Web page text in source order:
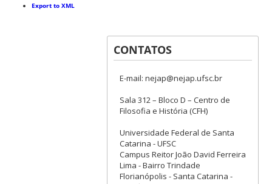
Export to XML
CONTATOS
E-mail: nejap@nejap.ufsc.br
Sala 312 – Bloco D – Centro de
Filosofia e História (CFH)
Universidade Federal de Santa
Catarina - UFSC
Campus Reitor João David Ferreira
Lima - Bairro Trindade
Florianópolis - Santa Catarina -